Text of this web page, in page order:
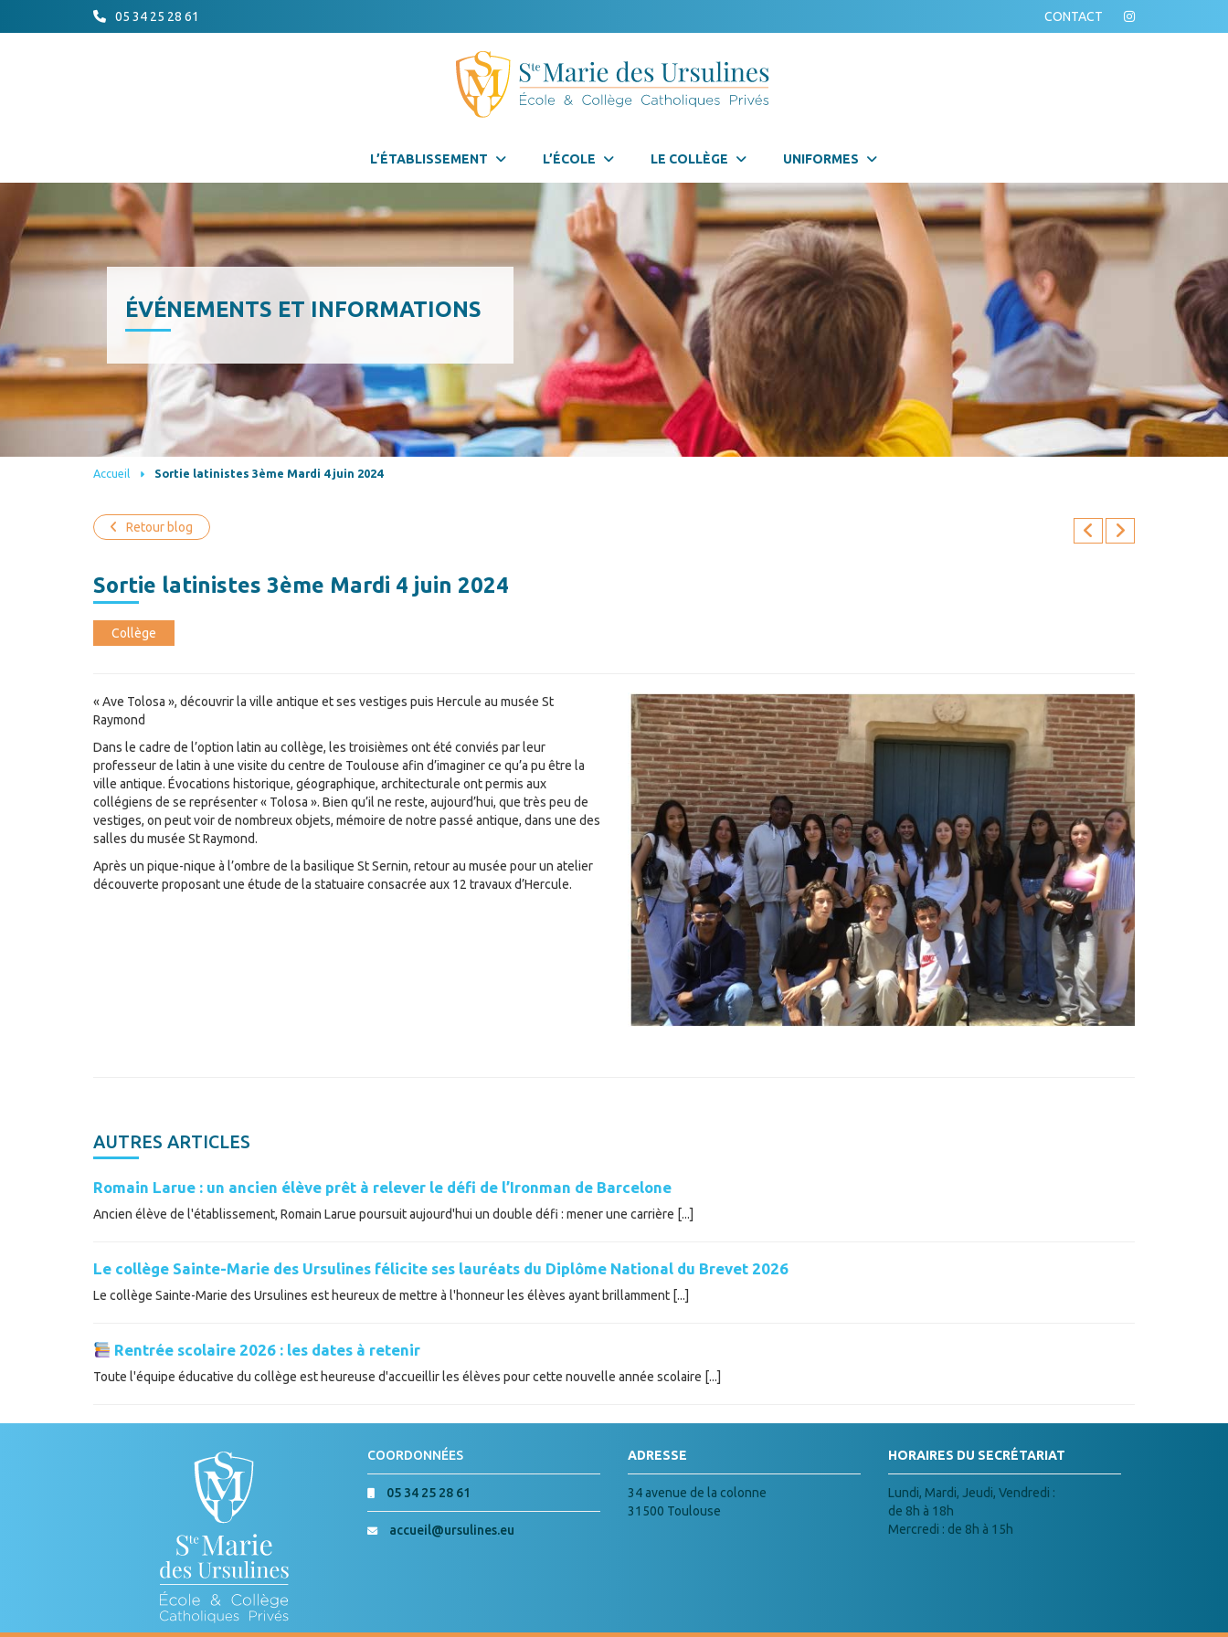
05 34 25 28 61 CONTACT
L’ÉTABLISSEMENT L’ÉCOLE LE COLLÈGE UNIFORMES
ÉVÉNEMENTS ET INFORMATIONS
Accueil Sortie latinistes 3ème Mardi 4 juin 2024
Retour blog
Sortie latinistes 3ème Mardi 4 juin 2024
Collège
« Ave Tolosa », découvrir la ville antique et ses vestiges puis Hercule au musée St
Raymond
Dans le cadre de l’option latin au collège, les troisièmes ont été conviés par leur
professeur de latin à une visite du centre de Toulouse afin d’imaginer ce qu’a pu être la
ville antique. Évocations historique, géographique, architecturale ont permis aux
collégiens de se représenter « Tolosa ». Bien qu’il ne reste, aujourd’hui, que très peu de
vestiges, on peut voir de nombreux objets, mémoire de notre passé antique, dans une des
salles du musée St Raymond.
Après un pique-nique à l’ombre de la basilique St Sernin, retour au musée pour un atelier
découverte proposant une étude de la statuaire consacrée aux 12 travaux d’Hercule.
AUTRES ARTICLES
Romain Larue : un ancien élève prêt à relever le défi de l’Ironman de Barcelone
Ancien élève de l'établissement, Romain Larue poursuit aujourd'hui un double défi : mener une carrière [...]
Le collège Sainte-Marie des Ursulines félicite ses lauréats du Diplôme National du Brevet 2026
Le collège Sainte-Marie des Ursulines est heureux de mettre à l'honneur les élèves ayant brillamment [...]
Rentrée scolaire 2026 : les dates à retenir
Toute l'équipe éducative du collège est heureuse d'accueillir les élèves pour cette nouvelle année scolaire [...]
COORDONNÉES
05 34 25 28 61
accueil@ursulines.eu
ADRESSE
34 avenue de la colonne
31500 Toulouse
HORAIRES DU SECRÉTARIAT
Lundi, Mardi, Jeudi, Vendredi :
de 8h à 18h
Mercredi : de 8h à 15h